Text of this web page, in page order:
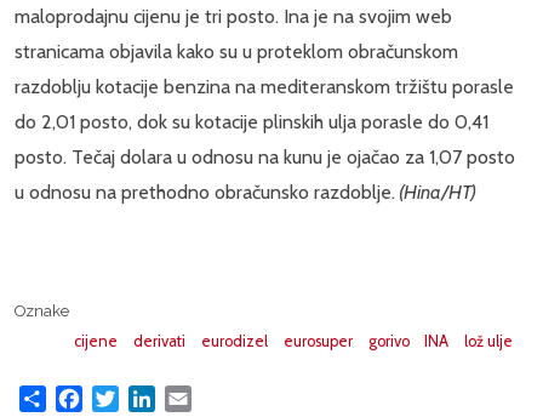
maloprodajnu cijenu je tri posto. Ina je na svojim web
stranicama objavila kako su u proteklom obračunskom
razdoblju kotacije benzina na mediteranskom tržištu porasle
do 2,01 posto, dok su kotacije plinskih ulja porasle do 0,41
posto. Tečaj dolara u odnosu na kunu je ojačao za 1,07 posto
u odnosu na prethodno obračunsko razdoblje. (Hina/HT)
Oznake
cijene
derivati eurodizel eurosuper gorivo INA lož ulje
Share FacebookTwitterLinkedIn